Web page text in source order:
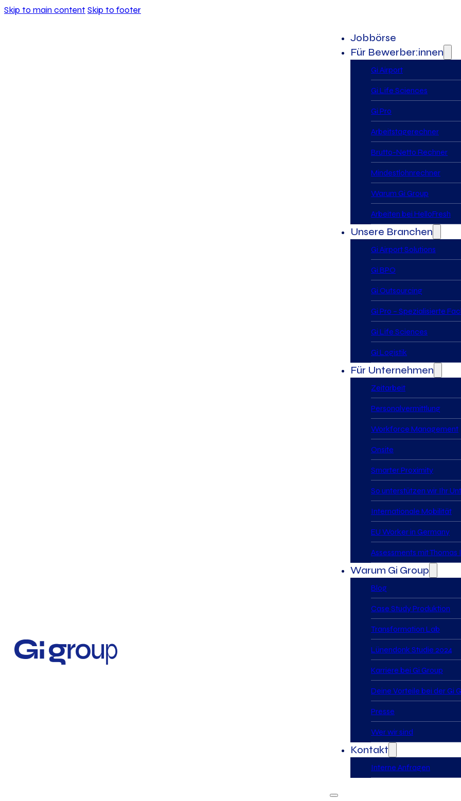
Skip to main content Skip to footer
Jobbörse
Für Bewerber:innen
Gi Airport
Gi Life Sciences
Gi Pro
Arbeitstagerechner
Brutto-Netto Rechner
Mindestlohnrechner
Warum Gi Group
Arbeiten bei HelloFresh
Unsere Branchen
Gi Airport Solutions
Gi BPO
Gi Outsourcing
Gi Pro – Spezialisierte
Gi Life Sciences
Gi Logistik
Für Unternehmen
Zeitarbeit
Personalvermittlung
Workforce Management
Onsite
Smarter Proximity
So unterstützen wir Ihr
Internationale Mobilität
EU Worker in Germany
Assessments mit
Warum Gi Group
Blog
Case Study Produktion
Transformation Lab
Lünendonk Studie 2024
Karriere bei Gi Group
Deine Vorteile bei der Gi
Presse
Wer wir sind
Kontakt
Interne Anfragen